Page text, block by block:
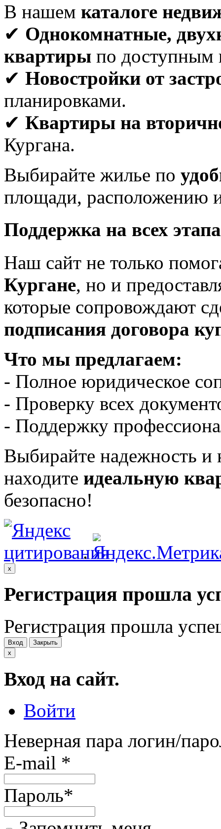
В нашем каталоге
✔ Однокомнатные,
квартиры по доступным
✔ Новостройки от
планировками.
✔ Квартиры на
Кургана.
Выбирайте жилье по
площади, расположению
Поддержка на всех
Наш сайт не только
Кургане, но и
которые сопровождают
подписания договора
Что мы предлагаем:
- Полное юридическое
- Проверку всех
- Поддержку
Выбирайте надежность
находите идеальную
безопасно!
.
x
Регистрация прошла
Регистрация прошла
Вход
Закрыть
x
Вход на сайт.
Войти
Неверная пара логин/
E-mail *
Пароль*